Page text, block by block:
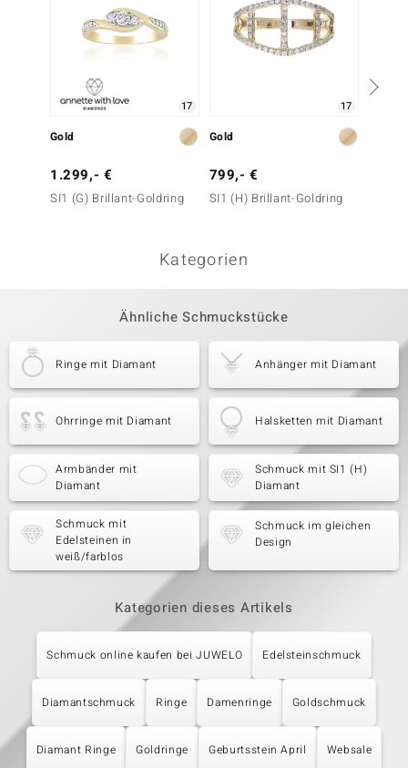
17
Gold
1.299,- €
SI1 (G) Brillant-Goldring
17
Gold
799,- €
SI1 (H) Brillant-Goldring
Kategorien
Ähnliche Schmuckstücke
Ringe mit Diamant Anhänger mit Diamant
Ohrringe mit Diamant Halsketten mit Diamant
Armbänder mit
Diamant
Schmuck mit SI1 (H)
Diamant
Schmuck mit
Edelsteinen in
weiß/farblos
Schmuck im gleichen
Design
Kategorien dieses Artikels
Schmuck online kaufen bei JUWELO Edelsteinschmuck
Diamantschmuck Ringe Damenringe Goldschmuck
Diamant Ringe Goldringe Geburtsstein April Websale